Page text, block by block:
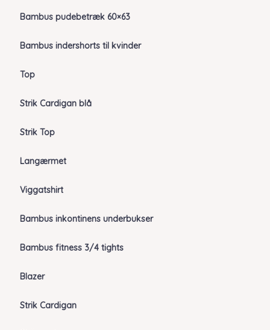
Bambus pudebetræk 60×63
Bambus indershorts til kvinder
Top
Strik Cardigan blå
Strik Top
Langærmet
Viggatshirt
Bambus inkontinens underbukser
Bambus fitness 3/4 tights
Blazer
Strik Cardigan